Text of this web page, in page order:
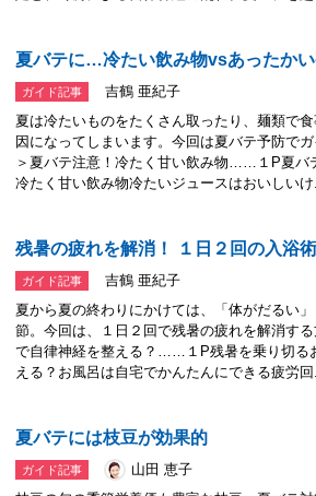
夏バテに…冷たい飲み物vsあったか
ガイド記事
吉鶴 亜紀子
夏は冷たいものをたくさん取ったり、麺類で
因になってしまいます。今回は夏バテ予防で
＞夏バテ注意！冷たく甘い飲み物……１P夏
冷たく甘い飲み物冷たいジュースはおいしい
残暑の疲れを解消！ １日２回の入浴術
ガイド記事
吉鶴 亜紀子
夏から夏の終わりにかけては、「体がだるい
節。今回は、１日２回で残暑の疲れを解消す
で自律神経を整える？……１P残暑を乗り切
える？お風呂は自宅でかんたんにできる疲労
夏バテには枝豆が効果的
ガイド記事
山田 恵子